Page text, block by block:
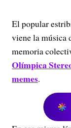
El popular
viene la música
memoria
Olímpica
memes.